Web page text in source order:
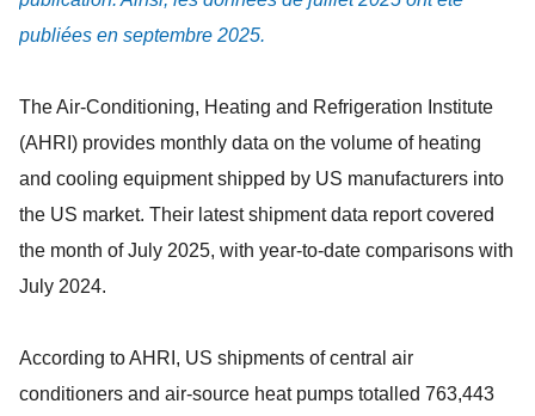
publiées en septembre 2025.
The Air-Conditioning, Heating and Refrigeration Institute
(AHRI) provides monthly data on the volume of heating
and cooling equipment shipped by US manufacturers into
the US market. Their latest shipment data report covered
the month of July 2025, with year-to-date comparisons with
July 2024.
According to AHRI, US shipments of central air
conditioners and air-source heat pumps totalled 763,443